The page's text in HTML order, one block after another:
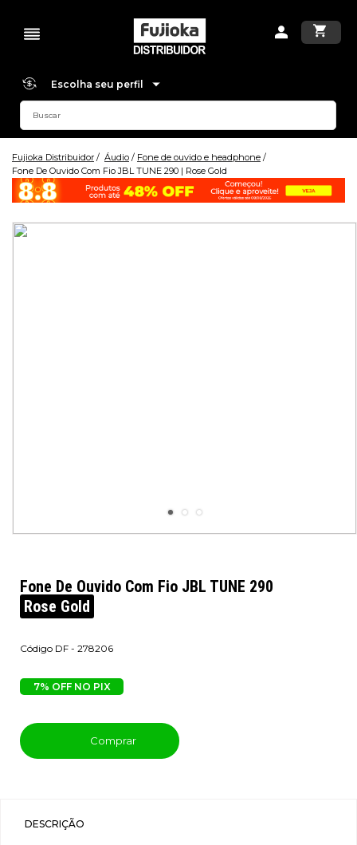
Escolha seu perfil
Fujioka Distribuidor Áudio
Fone de ouvido e headphone
Fone De Ouvido Com Fio JBL TUNE 290 | Rose Gold
Fone De Ouvido Com Fio JBL TUNE 290
Rose Gold
DF - 278206
7% OFF NO PIX
Comprar
DESCRIÇÃO